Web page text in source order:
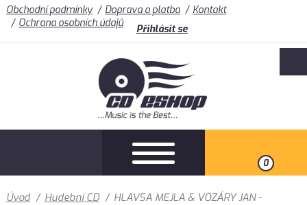
Obchodní podmínky Doprava a platba
Kontakt
Ochrana osobních údajů
Přihlásit se
0
Úvod / Hudební CD / HLAVSA MEJLA & VOZÁRY JAN -